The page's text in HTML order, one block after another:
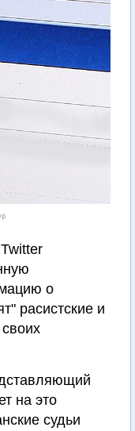
о
расистские и
на это
судьи